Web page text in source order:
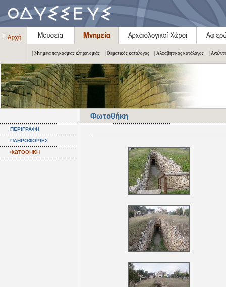
| Μνημεία παγκόσμιας κληρονομιάς | Θεματικός κατάλογος | Αλφαβητικός κατάλογος |
Φωτοθήκη
ΠΕΡΙΓΡΑΦΗ
ΠΛΗΡΟΦΟΡΙΕΣ
ΦΩΤΟΘΗΚΗ